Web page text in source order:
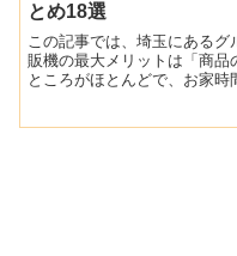
とめ18選
この記事では、埼玉にある
販機の最大メリットは「商品
ところがほとんどで、お家時